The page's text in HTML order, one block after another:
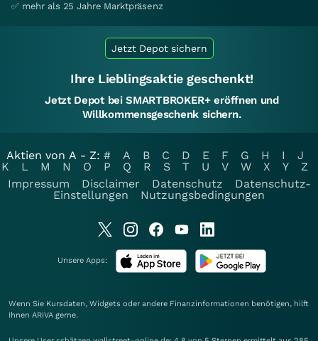
✅ mehr als 25 Jahre Marktpräsenz
Jetzt Depot sichern
Ihre Lieblingsaktie geschenkt!
Jetzt Depot bei SMARTBROKER+ eröffnen und
Willkommensgeschenk sichern.
Aktien von A - Z: # A B C D E F G H I
J
K
L M N O P Q R S T U V W X Y
Z
Impressum
Disclaimer Datenschutz
Datenschutz-
Einstellungen
Nutzungsbedingungen
Unsere Apps:
Wenn Sie Kursdaten, Widgets oder andere Finanzinformationen benötigen, hilft
Ihnen ARIVA gerne.